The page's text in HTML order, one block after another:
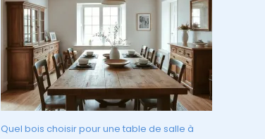
Quel bois choisir pour une table de salle à